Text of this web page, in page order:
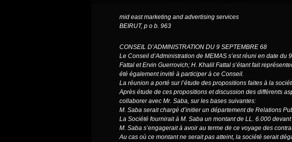
mid east marketing and advertising services
BEIRUT, p o b. 963
CONSEIL D’ADMINISTRATION DU 9 SEPTEMBRE 68
Le Conseil d’Administration de MEMAS s’est réuni en date
Fattal et Ervin Guerrovich; H. Khalil Fattal s’étant fait
été également invité à participer à ce Conseil.
La réunion a porté sur l’étude des propositions faites à la
Après étude de ces propositions et discussion des différents
collaborer avec Mr. Saba, sur les bases suivantes:
M. Saba serait chargé d’initier un département de Relations
La Société fournirait à M. Saba un montant de LL. 6.000
M. Saba s’engagerait à avoir au terme de ce voyage des
Au cas où ce montant ne serait pas atteint, la société serait